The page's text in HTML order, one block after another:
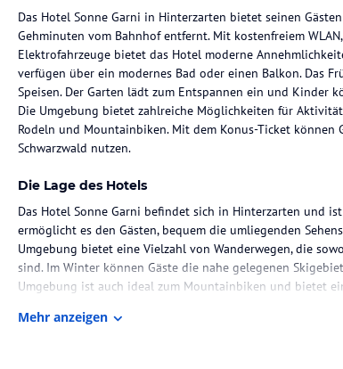
Das Hotel Sonne Garni in Hinterzarten bietet seinen
Gehminuten vom Bahnhof entfernt. Mit kostenfreiem
Elektrofahrzeuge bietet das Hotel moderne
verfügen über ein modernes Bad oder einen Balkon. Das
Speisen. Der Garten lädt zum Entspannen ein und Kinder
Die Umgebung bietet zahlreiche Möglichkeiten für
Rodeln und Mountainbiken. Mit dem Konus-Ticket
Schwarzwald nutzen.
Die Lage des Hotels
Das Hotel Sonne Garni befindet sich in Hinterzarten und
ermöglicht es den Gästen, bequem die umliegenden
Umgebung bietet eine Vielzahl von Wanderwegen, die
sind. Im Winter können Gäste die nahe gelegenen
Umgebung ist auch ideal zum Mountainbiken und bietet
Zimmer / Unterbringung im Hotel
Mehr anzeigen